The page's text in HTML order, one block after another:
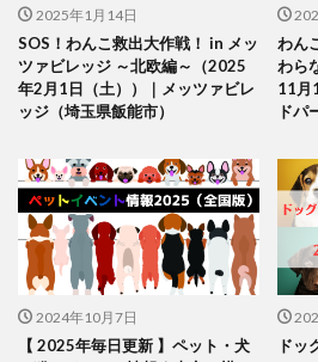
2025年1月14日
SOS！わんこ救出大作戦！ in メッ
ツァビレッジ ～北欧編～（2025
年2月1日（土））｜メッツァビレ
ッジ（埼玉県飯能市）
わん
わら
11月
ドパ
2024年10月7日
【 2025年毎日更新 】ペット・犬
ドッ